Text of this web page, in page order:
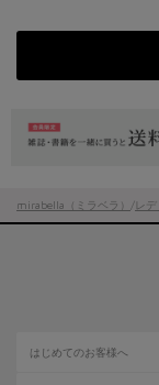
mirabella（ミラベラ） / レ
はじめてのお客様へ